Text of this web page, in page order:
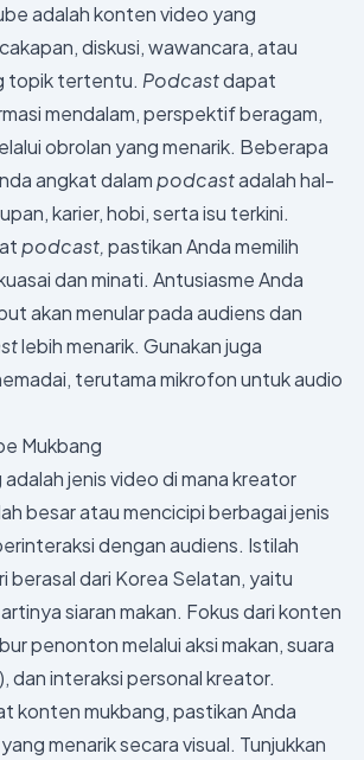
adalah konten video yang
diskusi, wawancara, atau
topik tertentu. Podcastdapat
mendalam, perspektif beragam,
obrolan yang menarik. Beberapa
angkat dalampodcastadalah hal-
karier, hobi, serta isu terkini.
podcast, pastikan Anda memilih
dan minati. Antusiasme Anda
akan menular pada audiens dan
lebih menarik. Gunakan juga
terutama mikrofon untuk audio
Mukbang
jenis video di mana kreator
besar atau mencicipi berbagai jenis
dengan audiens. Istilah
berasal dari Korea Selatan, yaitu
siaran makan. Fokus dari konten
penonton melalui aksi makan, suara
dan interaksi personal kreator.
konten mukbang, pastikan Anda
menarik secara visual. Tunjukkan